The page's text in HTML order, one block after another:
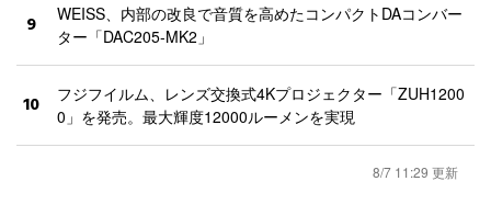
9
WEISS、内部の改良で音質を高めたコンパクトDAコンバー
ター「DAC205-MK2」
10
フジフイルム、レンズ交換式4Kプロジェクター「ZUH1200
0」を発売。最大輝度12000ルーメンを実現
8/7 11:29 更新